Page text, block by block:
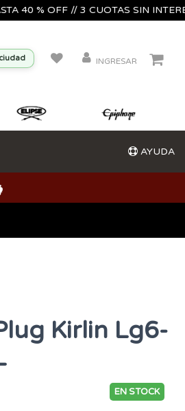
% OFF // 3 CUOTAS SIN
INGRESAR
AYUDA
Kirlin Lg6-
EN STOCK